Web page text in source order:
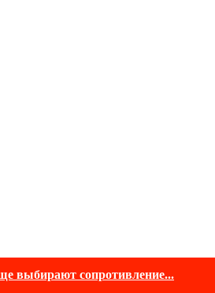
выбирают сопротивление...